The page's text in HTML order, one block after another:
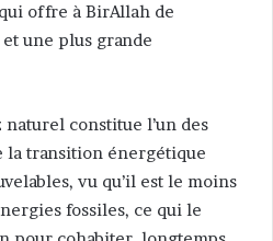
offre à BirAllah de
une plus grande
naturel constitue l’un des
la transition énergétique
vu qu’il est le moins
fossiles, ce qui le